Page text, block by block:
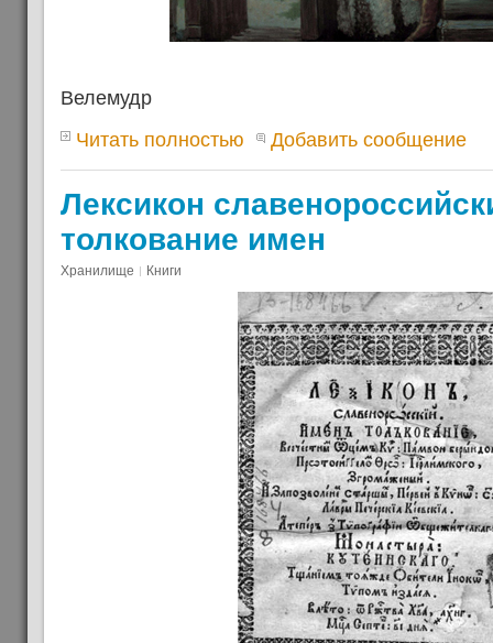
Велемудр
Читать полностью
Добавить сообщение
Лексикон
толкование имен
Хранилище Книги